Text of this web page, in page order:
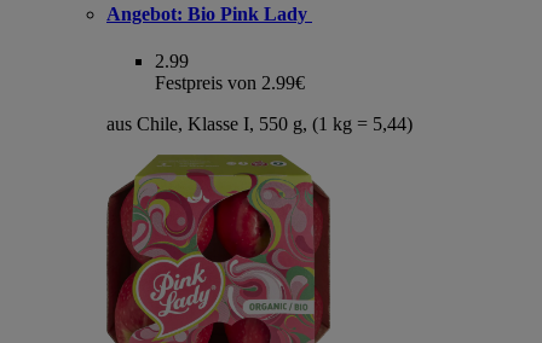
Angebot: Bio Pink Lady
2.99
Festpreis von 2.99€
aus Chile, Klasse I, 550 g, (1 kg = 5,44)